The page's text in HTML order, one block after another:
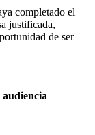
el
justificada,
de ser